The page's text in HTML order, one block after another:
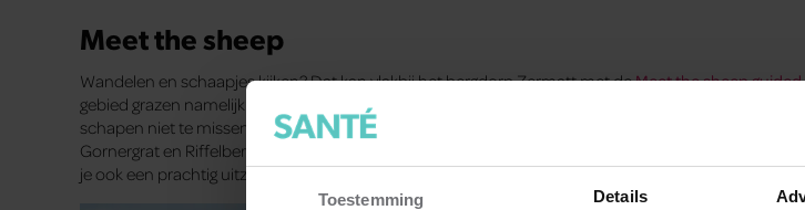
Toestemming Details
Meet the sheep
Wandelen en schaapjes kijken? Dat kan vlakbij het bergdorp Zermatt met deMeet the sheep guided
gebied grazen namelijk de beroemde zwartneusschapen met hun spiraalvormige hoorns en witte
schapen niet te missen, dragen die een halsband met GPS. Zo kun je ze altijd lokaliseren. Tussen de
Gornergrat en Riffelberg vind je ook een themapad en kom je alles te weten over dit bijzondere
je ook een prachtig uitzicht op de Matterhorn.